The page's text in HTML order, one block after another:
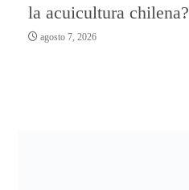
la acuicultura chilena?
agosto 7, 2026